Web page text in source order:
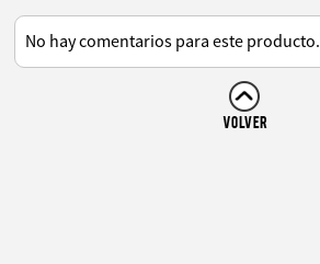
No hay comentarios para este producto.